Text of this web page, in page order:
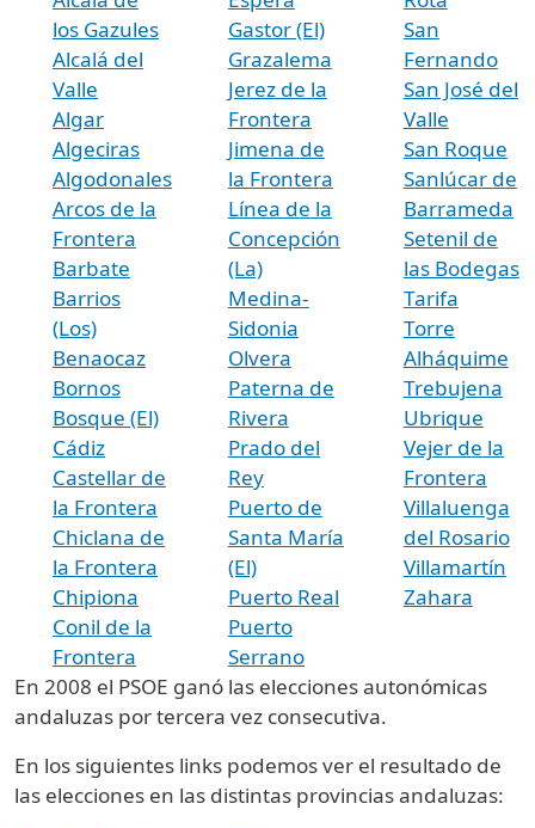
los Gazules
Alcalá del
Valle
Algar
Algeciras
Algodonales
Arcos de la
Frontera
Barbate
Barrios
(Los)
Benaocaz
Bornos
Bosque (El)
Cádiz
Castellar de
la Frontera
Chiclana de
la Frontera
Chipiona
Conil de la
Frontera
Gastor (El)
Grazalema
Jerez de la
Frontera
Jimena de
la Frontera
Línea de la
Concepción
(La)
Medina-
Sidonia
Olvera
Paterna de
Rivera
Prado del
Rey
Puerto de
Santa María
(El)
Puerto Real
Puerto
Serrano
San
Fernando
San José del
Valle
San Roque
Sanlúcar de
Barrameda
Setenil de
las Bodegas
Tarifa
Torre
Alháquime
Trebujena
Ubrique
Vejer de la
Frontera
Villaluenga
del Rosario
Villamartín
Zahara
En 2008 el PSOE ganó las elecciones autonómicas
andaluzas por tercera vez consecutiva.
En los siguientes links podemos ver el resultado de
las elecciones en las distintas provincias andaluzas: